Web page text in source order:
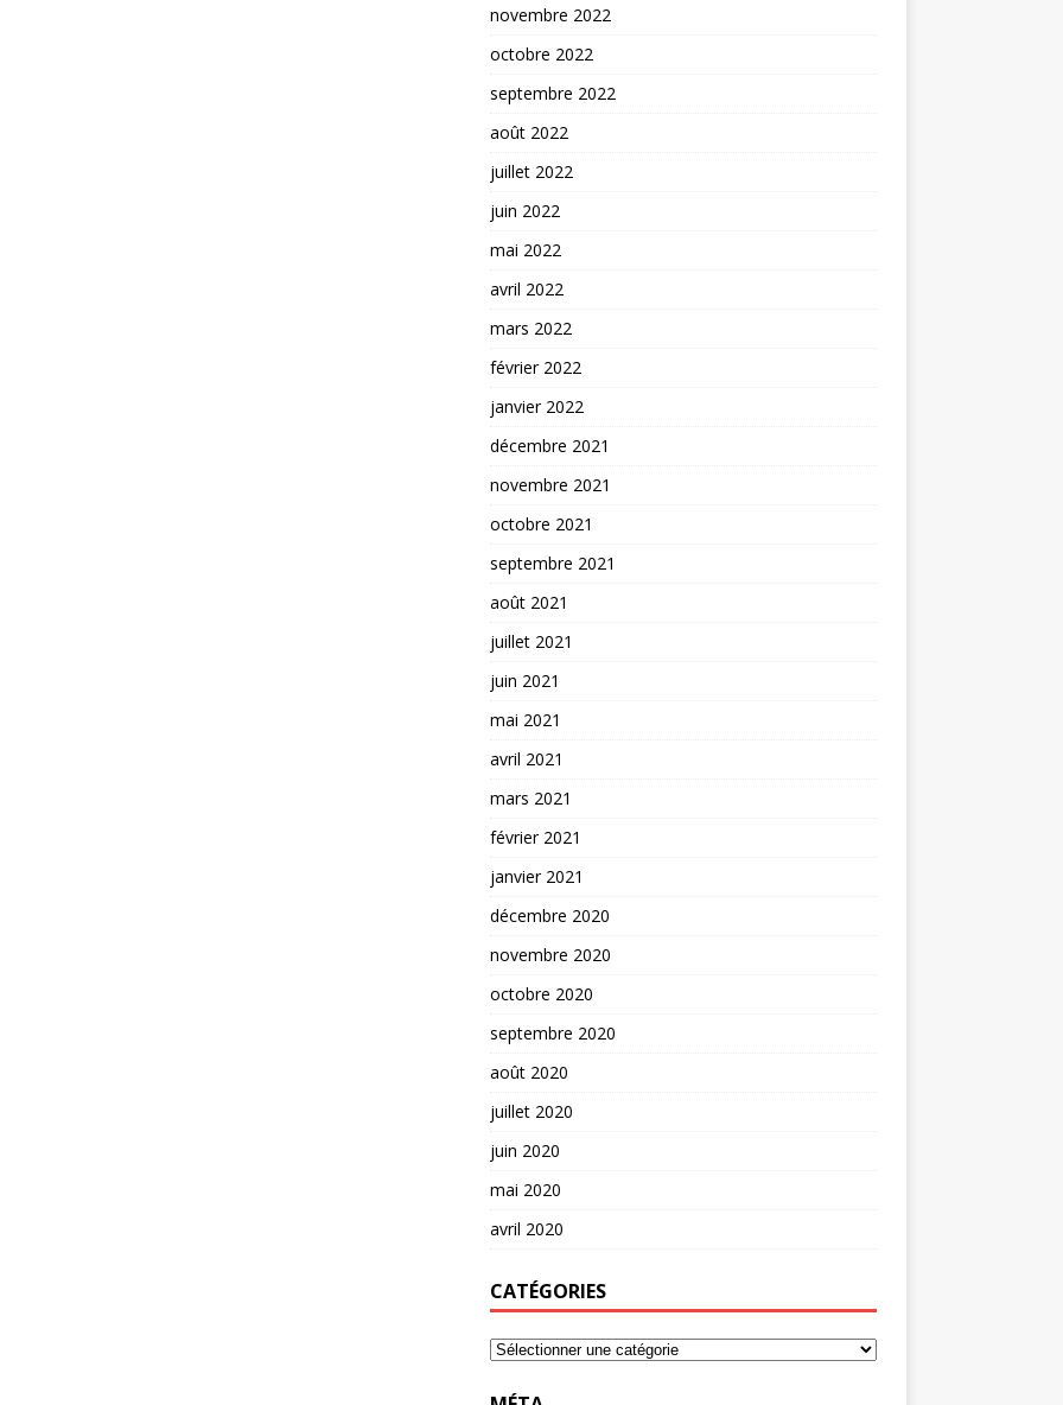
novembre 2022
octobre 2022
septembre 2022
août 2022
juillet 2022
juin 2022
mai 2022
avril 2022
mars 2022
février 2022
janvier 2022
décembre 2021
novembre 2021
octobre 2021
septembre 2021
août 2021
juillet 2021
juin 2021
mai 2021
avril 2021
mars 2021
février 2021
janvier 2021
décembre 2020
novembre 2020
octobre 2020
septembre 2020
août 2020
juillet 2020
juin 2020
mai 2020
avril 2020
CATÉGORIES